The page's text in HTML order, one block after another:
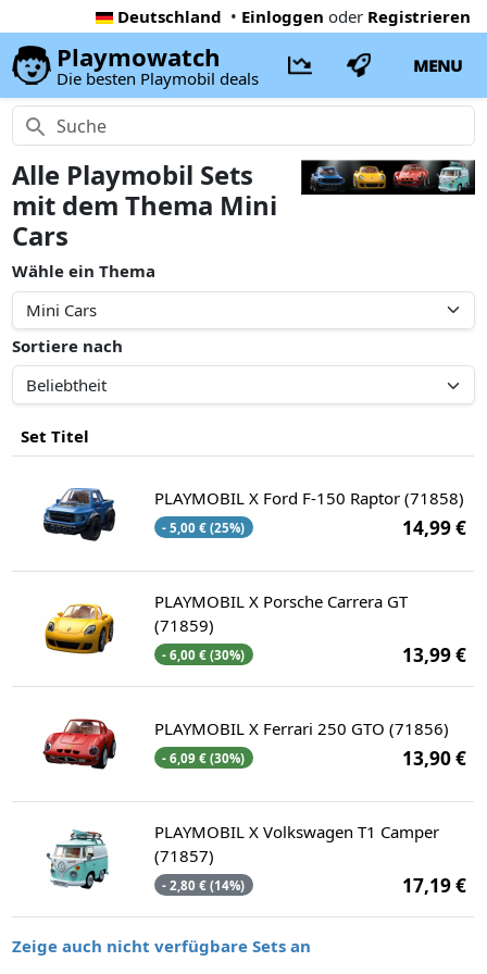
Deutschland • Einloggen oder Registrieren
Playmowatch
Die besten Playmobil deals
MENU
Alle Playmobil Sets
mit dem Thema Mini
Cars
Wähle ein Thema
Sortiere nach
Set Titel
PLAYMOBIL X Ford F-150 Raptor (71858)
- 5,00 € (25%) 14,99 €
PLAYMOBIL X Porsche Carrera GT
(71859)
- 6,00 € (30%) 13,99 €
PLAYMOBIL X Ferrari 250 GTO (71856)
- 6,09 € (30%) 13,90 €
PLAYMOBIL X Volkswagen T1 Camper
(71857)
- 2,80 € (14%) 17,19 €
Zeige auch nicht verfügbare Sets an